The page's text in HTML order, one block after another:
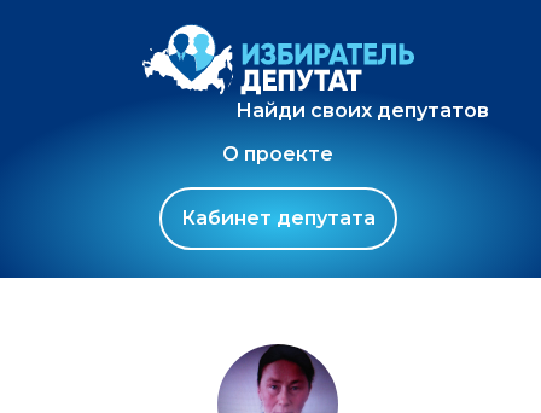
Найди своих депутатов
О проекте
Кабинет депутата